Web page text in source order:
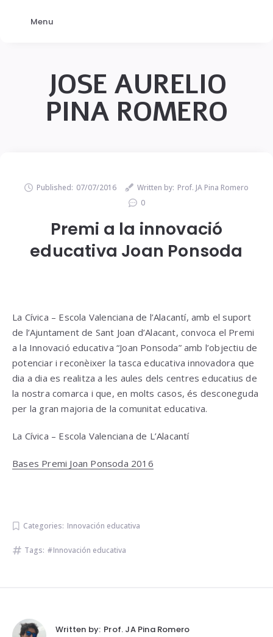
JOSE AURELIO
PINA ROMERO
Published: 07/07/2016 Written by: Prof. JA Pina Romero
0
Premi a la innovació
educativa Joan Ponsoda
La Cívica – Escola Valenciana de l’Alacantí, amb el suport
de l’Ajuntament de Sant Joan d’Alacant, convoca el Premi
a la Innovació educativa “Joan Ponsoda” amb l’objectiu de
potenciar i reconèixer la tasca educativa innovadora que
dia a dia es realitza a les aules dels centres educatius de
la nostra comarca i que, en molts casos, és desconeguda
per la gran majoria de la comunitat educativa.
La Cívica – Escola Valenciana de L’Alacantí
Bases Premi Joan Ponsoda 2016
Categories: Innovación educativa
Tags: Innovación educativa
Written by: Prof. JA Pina Romero
Menu